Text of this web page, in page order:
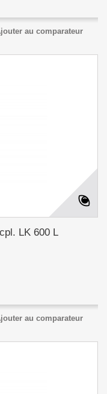
au comparateur
LK 600 L
au comparateur